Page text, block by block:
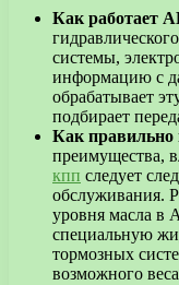
Как работает
системы,
информацию с
обрабатывает
подбирает
Как
преимущества,
кпп следует
обслуживания.
уровня масла в
специальную
тормозных
возможного